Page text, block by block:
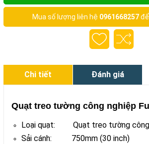
Mua số lượng liên hệ 0961668257
Chi tiết Đánh giá
Quạt treo tường công nghiệp
Loại quạt: Quạt treo tường công
Sải cánh: 750mm (30 inch)